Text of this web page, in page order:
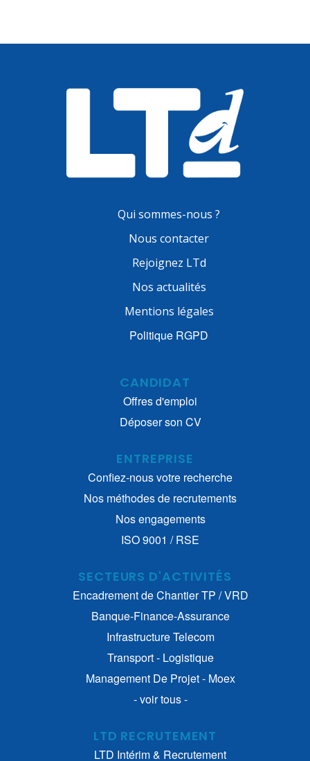
Qui sommes-nous ?
Nous contacter
Rejoignez LTd
Nos actualités
Mentions légales
Politique RGPD
CANDIDAT
Offres d'emploi
Déposer son CV
ENTREPRISE
Confiez-nous votre recherche
Nos méthodes de recrutements
Nos engagements
ISO 9001 / RSE
SECTEURS D'ACTIVITÉS
Encadrement de Chantier TP / VRD
Banque-Finance-Assurance
Infrastructure Telecom
Transport - Logistique
Management De Projet - Moex
- voir tous -
LTD RECRUTEMENT
LTD Intérim & Recrutement